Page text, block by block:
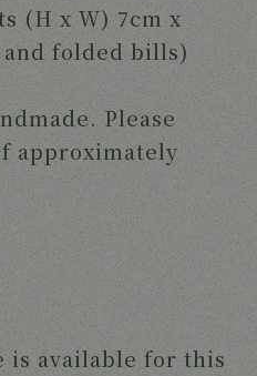
(H x W) 7cm x
folded bills)
Please
approximately
is available for this